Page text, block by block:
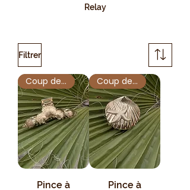
Relay
Filtrer
Coup de Cœur
Pince à
Coup de Cœur
Pince à